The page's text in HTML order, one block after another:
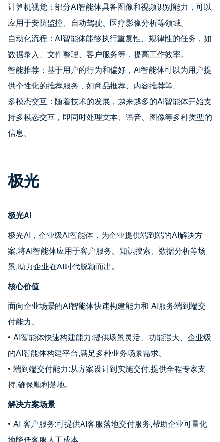
计算机视觉：部分AI智能体具备图像和视频识别能力，可以
应用于安防监控、自动驾驶、医疗影像分析等领域。
自动化流程：AI智能体能够执行重复性、规律性的任务，如
数据录入、文件整理、客户服务等，提高工作效率。
智能推荐：基于用户的行为和偏好，AI智能体可以为用户提
供个性化的推荐服务，如商品推荐、内容推荐等。
多模态交互：随着技术的发展，越来越多的AI智能体开始支
持多模态交互，即同时处理文本、语音、图像等多种类型的
信息。
极光
极光AI
极光AI，企业级AI智能体，为企业提供端到端的AI解决方
案,将AI智能体应用于客户服务、知识搜索、数据分析等场
景,助力企业在AI时代脱颖而出。
核心价值
面向企业场景的AI智能体快速构建能力和 AI服务端到端交
付能力。
• AI智能体快速构建能力:提供场景灵活、功能强大、企业级
的AI智能体构建平台,满足多种业务场景需求。
• 端到端交付能力:从方案设计到实施交付,提供全程专家支
持,确保顺利落地。
解决方案场景
• AI 客户服务:可提供AI客服落地交付服务,帮助企业可量化
地降低客服人工成本。